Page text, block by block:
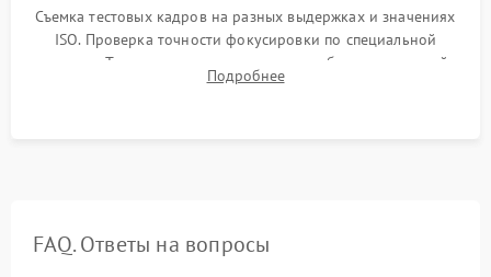
Съемка тестовых кадров на разных выдержках и значениях
ISO. Проверка точности фокусировки по специальной
мишени. Тест записи на карту памяти, работы встроенной
вспышки, микрофона и всех кнопок управления.
Подробнее
FAQ. Ответы на вопросы